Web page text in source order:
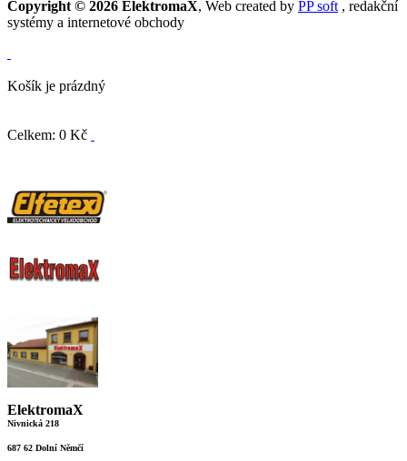
Copyright © 2026 ElektromaX, Web created by PP soft , redakční
systémy a internetové obchody
Košík je prázdný
Celkem: 0 Kč
ElektromaX
Nivnická 218
687 62 Dolní Němčí